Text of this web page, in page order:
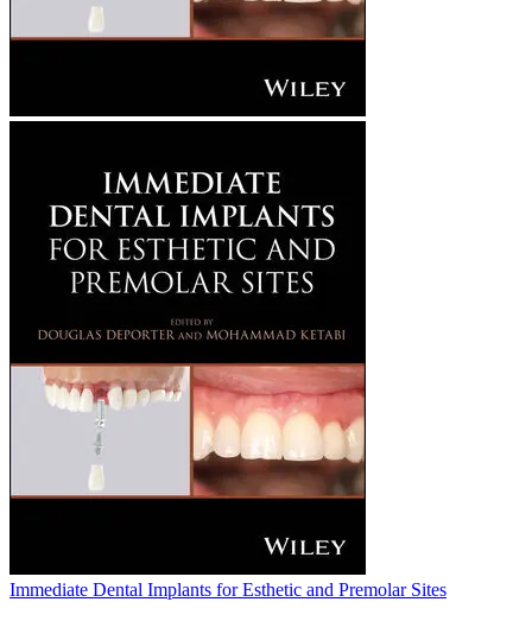
Immediate Dental Implants for Esthetic and Premolar Sites